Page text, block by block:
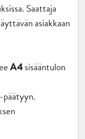
Saattaja
asiakkaan
A4sisääntulon